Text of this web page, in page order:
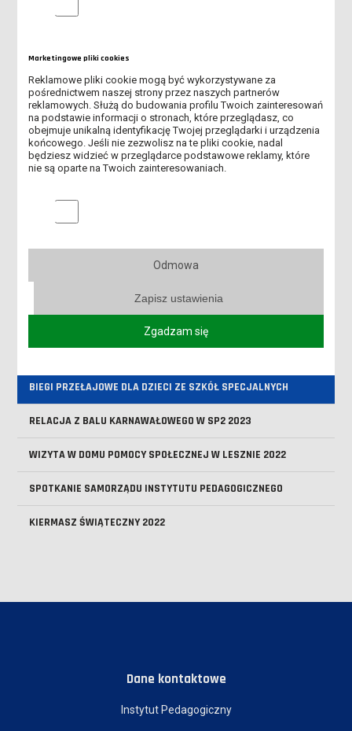
SPOTKANIE WYBORCZE W SAMORZĄDZIE INSTYTUTU
PEDAGOGICZNEGO
KIERMASZ ŚWIĄTECZNY 2024
SPOTKANIE WIGILIJNE 2024
STUDENTKI II ROKU PPW NA DNIU DZIECKA NA SKATEPLAZIE
RELACJA Z AKCJI CHARYTATYWNEJ „A MOŻE CIASTECZKO?”
ZBIÓRKA CHARYTATYWNA NA RZECZ LESZCZYŃSKIEJ
SPOTKANIE WIGILIJNE STUDENTÓW II ROKU PEDAGOGIKI
BIEGI PRZEŁAJOWE DLA DZIECI ZE SZKÓŁ SPECJALNYCH
RELACJA Z BALU KARNAWAŁOWEGO W SP2 2023
WIZYTA W DOMU POMOCY SPOŁECZNEJ W LESZNIE 2022
SPOTKANIE SAMORZĄDU INSTYTUTU PEDAGOGICZNEGO
KIERMASZ ŚWIĄTECZNY 2022
Dane kontaktowe
Instytut Pedagogiczny
Marketingowe pliki cookies
Reklamowe pliki cookie mogą być wykorzystywane za
pośrednictwem naszej strony przez naszych partnerów
reklamowych. Służą do budowania profilu Twoich zainteresowań
na podstawie informacji o stronach, które przeglądasz, co
obejmuje unikalną identyfikację Twojej przeglądarki i urządzenia
końcowego. Jeśli nie zezwolisz na te pliki cookie, nadal
będziesz widzieć w przeglądarce podstawowe reklamy, które
nie są oparte na Twoich zainteresowaniach.
Marketingowe pliki cookies
Odmowa
Zapisz ustawienia
Zgadzam się